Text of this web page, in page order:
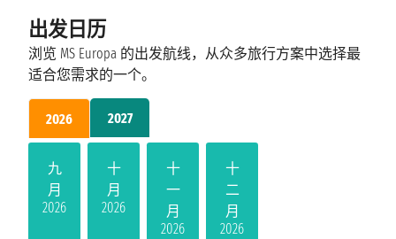
出发日历
浏览 MS Europa 的出发航线，从众多旅行方案中选择最
适合您需求的一个。
2026 2027
九
月
2026
十
月
2026
十
一
月
2026
十
二
月
2026